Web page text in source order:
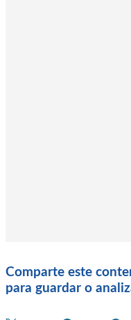
Comparte este
para guardar o